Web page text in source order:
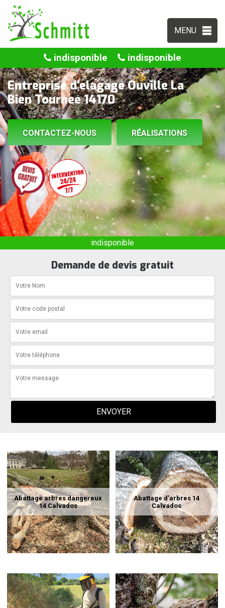
MENU
indisponible indisponible
Entreprise d'elagage Ouville La
Bien Tournee 14170
CONTACTEZ-NOUS RÉALISATIONS
indisponible
Demande de devis gratuit
Abattage arbres dangereux
14 Calvados
Abattage d'arbres 14
Calvados